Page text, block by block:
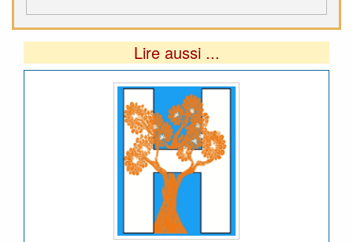
Lire aussi ...